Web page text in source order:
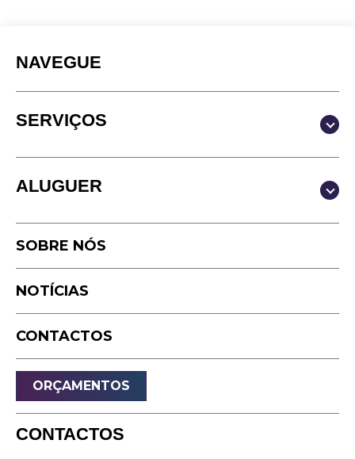
NAVEGUE
SERVIÇOS
Produção & Conteúdos
Vídeo
Podcast
Timelapse
Drone
Som
Luz
Palcos
ALUGUER
Estúdio
Equipamento
SOBRE NÓS
NOTÍCIAS
CONTACTOS
ORÇAMENTOS
CONTACTOS